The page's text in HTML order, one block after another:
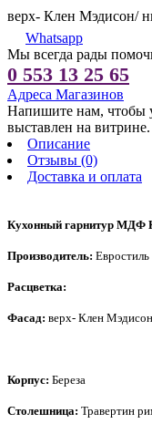
верх- Клен Мэдисон/
Whatsapp
Мы всегда рады
0 553 13 25 65
Адреса Магазинов
Напишите нам, чтобы
выставлен на витрине.
Описание
Отзывы (0)
Доставка и оплата
Кухонный гарнитур МДФ
Производитель: Евростиль
Расцветка:
Фасад: верх- Клен
Корпус: Береза
Столешница: Травертин